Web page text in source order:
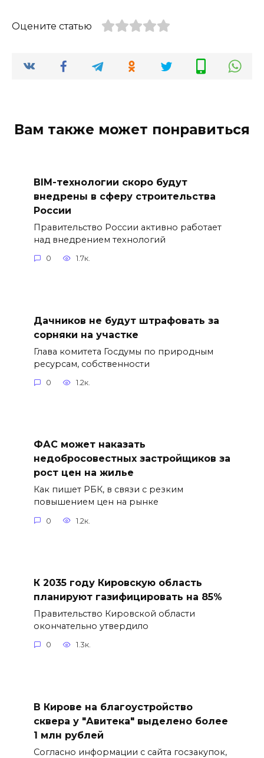
Оцените статью
Вам также может понравиться
BIM-технологии скоро будут
внедрены в сферу строительства
России
Правительство России активно работает
над внедрением технологий
0 1.7к.
Дачников не будут штрафовать за
сорняки на участке
Глава комитета Госдумы по природным
ресурсам, собственности
0 1.2к.
ФАС может наказать
недобросовестных застройщиков за
рост цен на жилье
Как пишет РБК, в связи с резким
повышением цен на рынке
0 1.2к.
К 2035 году Кировскую область
планируют газифицировать на 85%
Правительство Кировской области
окончательно утвердило
0 1.3к.
В Кирове на благоустройство
сквера у "Авитека" выделено более
1 млн рублей
Согласно информации с сайта госзакупок,